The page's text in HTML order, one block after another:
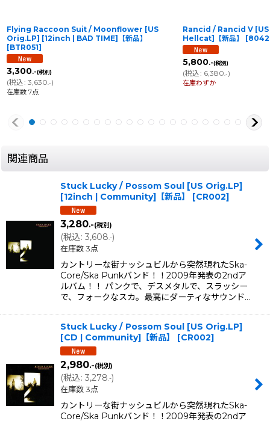
Flying Raccoon Suit / Moonflower [US
Orig.LP] [12inch | BAD TIME]【新品】
[BTR051]
3,300.-(税別)
(税込: 3,630.-)
在庫数 7点
Rancid / Rancid V
Hellcat]【新品】
[
5,800.-(税別)
(税込: 6,380.-)
在庫わずか
関連商品
Stuck Lucky / Possom Soul [US Orig.LP]
[12inch | Community]【新品】
[CR002]
3,280.-(税別)
(税込: 3,608.-)
在庫数 3点
カントリーな街ナッシュビルから突然現れたSka-
Core/Ska Punkバンド！！2009年発表の2ndア
ルバム！！ パンクで、デスメタルで、スラッシー
で、フォークなスカ。最高にダーティなサウンド…
Stuck Lucky / Possom Soul [US Orig.LP]
[CD | Community]【新品】
[CR002]
2,980.-(税別)
(税込: 3,278.-)
在庫数 3点
カントリーな街ナッシュビルから突然現れたSka-
Core/Ska Punkバンド！！2009年発表の2ndア